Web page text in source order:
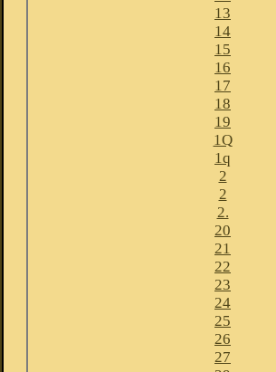
13
14
15
16
17
18
19
1Q
1q
2
2
2.
20
21
22
23
24
25
26
27